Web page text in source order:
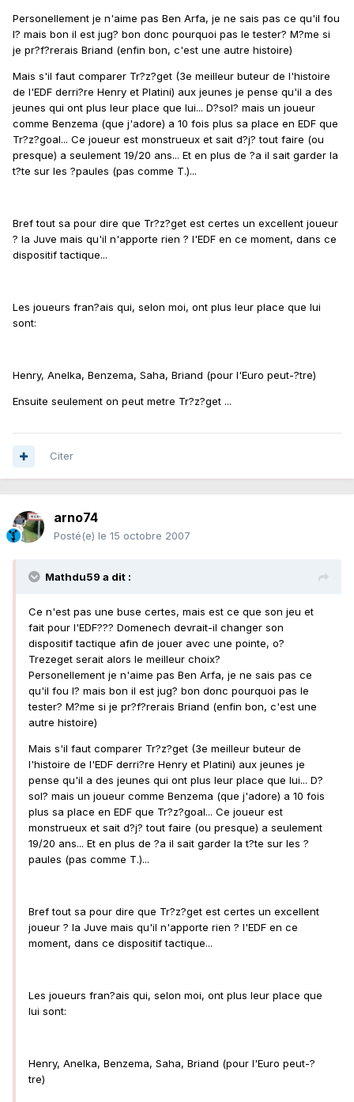
Personellement je n'aime pas Ben Arfa, je ne sais pas ce qu'il fou
l? mais bon il est jug? bon donc pourquoi pas le tester? M?me si
je pr?f?rerais Briand (enfin bon, c'est une autre histoire)
Mais s'il faut comparer Tr?z?get (3e meilleur buteur de l'histoire
de l'EDF derri?re Henry et Platini) aux jeunes je pense qu'il a des
jeunes qui ont plus leur place que lui... D?sol? mais un joueur
comme Benzema (que j'adore) a 10 fois plus sa place en EDF que
Tr?z?goal... Ce joueur est monstrueux et sait d?j? tout faire (ou
presque) a seulement 19/20 ans... Et en plus de ?a il sait garder la
t?te sur les ?paules (pas comme T.)...
Bref tout sa pour dire que Tr?z?get est certes un excellent joueur
? la Juve mais qu'il n'apporte rien ? l'EDF en ce moment, dans ce
dispositif tactique...
Les joueurs fran?ais qui, selon moi, ont plus leur place que lui
sont:
Henry, Anelka, Benzema, Saha, Briand (pour l'Euro peut-?tre)
Ensuite seulement on peut metre Tr?z?get ...
Citer
arno74
Posté(e) le 15 octobre 2007
Mathdu59 a dit :
Ce n'est pas une buse certes, mais est ce que son jeu et
fait pour l'EDF??? Domenech devrait-il changer son
dispositif tactique afin de jouer avec une pointe, o?
Trezeget serait alors le meilleur choix?
Personellement je n'aime pas Ben Arfa, je ne sais pas ce
qu'il fou l? mais bon il est jug? bon donc pourquoi pas le
tester? M?me si je pr?f?rerais Briand (enfin bon, c'est une
autre histoire)
Mais s'il faut comparer Tr?z?get (3e meilleur buteur de
l'histoire de l'EDF derri?re Henry et Platini) aux jeunes je
pense qu'il a des jeunes qui ont plus leur place que lui... D?
sol? mais un joueur comme Benzema (que j'adore) a 10 fois
plus sa place en EDF que Tr?z?goal... Ce joueur est
monstrueux et sait d?j? tout faire (ou presque) a seulement
19/20 ans... Et en plus de ?a il sait garder la t?te sur les ?
paules (pas comme T.)...
Bref tout sa pour dire que Tr?z?get est certes un excellent
joueur ? la Juve mais qu'il n'apporte rien ? l'EDF en ce
moment, dans ce dispositif tactique...
Les joueurs fran?ais qui, selon moi, ont plus leur place que
lui sont:
Henry, Anelka, Benzema, Saha, Briand (pour l'Euro peut-?
tre)